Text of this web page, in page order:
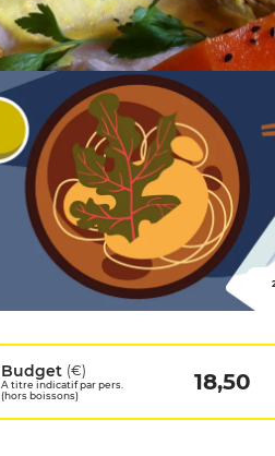
Budget (€)
A titre indicatif par pers.
(hors boissons)
18,50